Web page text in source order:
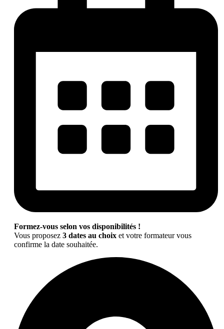
Formez-vous selon vos disponibilités !
Vous proposez 3 dates au choix et votre formateur vous
confirme la date souhaitée.